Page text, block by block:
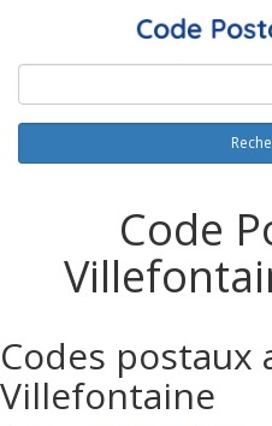
Code
Codes postaux
Villefontaine